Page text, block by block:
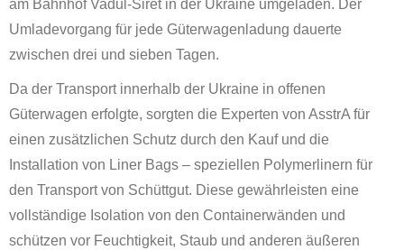
am Bahnhof Vadul-Siret in der Ukraine umgeladen. Der
Umladevorgang für jede Güterwagenladung dauerte
zwischen drei und sieben Tagen.
Da der Transport innerhalb der Ukraine in offenen
Güterwagen erfolgte, sorgten die Experten von AsstrA für
einen zusätzlichen Schutz durch den Kauf und die
Installation von Liner Bags – speziellen Polymerlinern für
den Transport von Schüttgut. Diese gewährleisten eine
vollständige Isolation von den Containerwänden und
schützen vor Feuchtigkeit, Staub und anderen äußeren